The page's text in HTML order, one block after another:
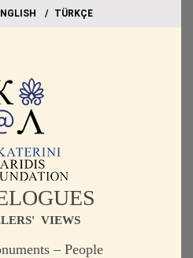
TÜRKÇE
VIEWS
– People